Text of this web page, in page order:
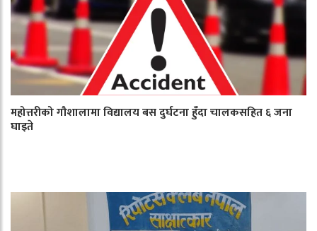
महोत्तरीको गौशालामा विद्यालय बस दुर्घटना हुँदा चालकसहित ६ जना
घाइते